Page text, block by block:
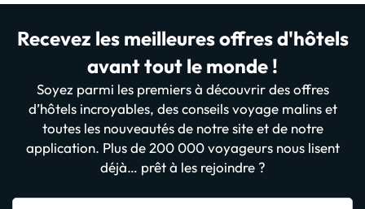
Recevez les meilleures offres d'hôtels
avant tout le monde !
Soyez parmi les premiers à découvrir des offres
d’hôtels incroyables, des conseils voyage malins et
toutes les nouveautés de notre site et de notre
application. Plus de 200 000 voyageurs nous lisent
déjà… prêt à les rejoindre ?